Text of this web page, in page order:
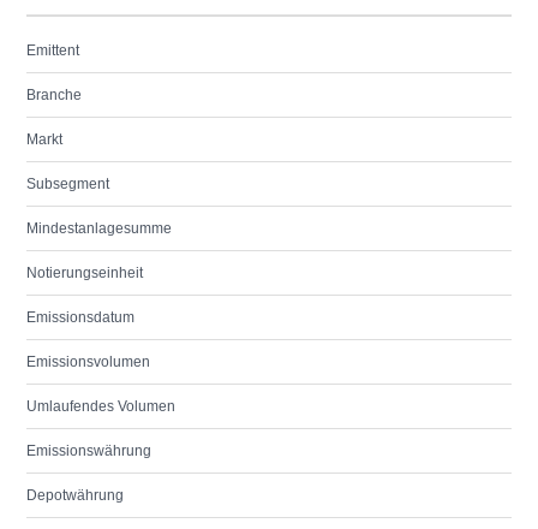
Emittent
Branche
Markt
Subsegment
Mindestanlagesumme
Notierungseinheit
Emissionsdatum
Emissionsvolumen
Umlaufendes Volumen
Emissionswährung
Depotwährung